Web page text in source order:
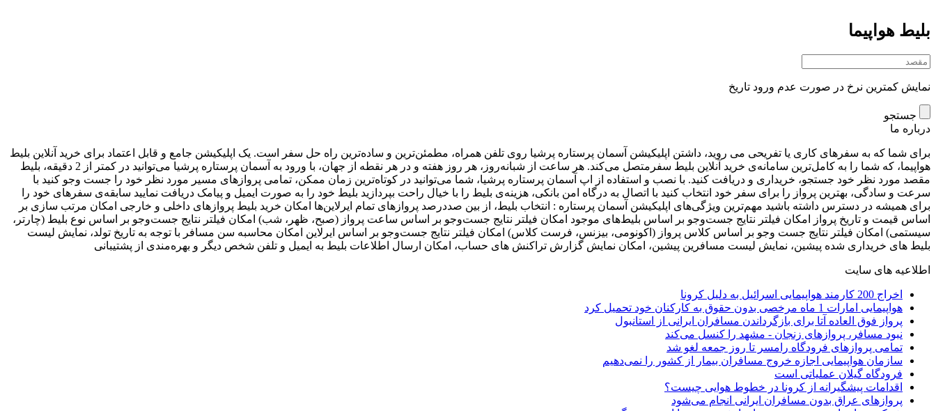
بلیط هواپیما
نمایش کمترین نرخ در صورت عدم ورود تاریخ
جستجو
درباره ما
برای شما که به سفرهای کاری یا تفریحی می ‌روید، داشتن اپلیکیشن آسمان پرستاره پرشیا روی تلفن همراه، مطمئن‌ترین و ساده‌ترین راه حل سفر است. یک اپلیکیشن جامع و قابل اعتماد برای خرید آنلاین بلیط
هواپیما، که شما را به کامل‌ترین سامانه‌ی خرید آنلاین بلیط سفرمتصل می‌کند. هر ساعت از شبانه‌روز، هر روز هفته و در هر نقطه از جهان، با ورود به آسمان پرستاره پرشیا می‌توانید در کمتر از 2 دقیقه، بلیط
مقصد مورد نظر خود جستجو، خریداری و دریافت کنید. با نصب و استفاده از اپ آسمان پرستاره پرشیا، شما می‌توانید در کوتاه‌ترین زمان ممکن، تمامی پروازهای مسیر مورد نظر خود را جست‌ وجو کنید با
سرعت و سادگی، بهترین پرواز را برای سفر خود انتخاب کنید با اتصال به درگاه امن بانکی، هزینه‌ی بلیط را با خیال راحت بپردازید بلیط خود را به صورت ایمیل و پیامک دریافت نمایید سابقه‌ی سفرهای خود را
برای همیشه در دسترس داشته باشید مهم‌ترین ویژگی‌های اپلیکیشن آسمان پرستاره : انتخاب بلیط، از بین صددرصد پروازهای تمام ایرلاین‌ها امکان خرید بلیط پروازهای داخلی و خارجی امکان مرتب‌ سازی بر
اساس قیمت و تاریخ پرواز امکان فیلتر نتایج جست‌وجو بر اساس بلیط‌های موجود امکان فیلتر نتایج جست‌وجو بر اساس ساعت پرواز (صبح، ظهر، شب) امکان فیلتر نتایج جست‌وجو بر اساس نوع بلیط (چارتر،
سیستمی) امکان فیلتر نتایج جست ‌وجو بر اساس کلاس پرواز (اکونومی، بیزنس، فرست کلاس) امکان فیلتر نتایج جست‌وجو بر اساس ایرلاین امکان محاسبه سن مسافر با توجه به تاریخ تولد، نمایش لیست
بلیط های خریداری شده پیشین، نمایش لیست مسافرین پیشین، امکان نمایش گزارش تراکنش های حساب، امکان ارسال اطلاعات بلیط به ایمیل و تلفن شخص دیگر و بهره‌مندی از پشتیبانی
اطلاعیه های سایت
اخراج 200 کارمند هواپیمایی اسرائیل به دلیل کرونا
هواپیمایی امارات 1 ماه مرخصی بدون حقوق به کارکنان خود تحمیل کرد
پرواز فوق العاده آتا برای بازگرداندن مسافران ایرانی از استانبول
نبود مسافر، پروازهای زنجان - مشهد را کنسل می‌کند
تمامی پروازهای فرودگاه رامسر تا روز جمعه لغو شد
سازمان هواپیمایی اجازه خروج مسافران بیمار از کشور را نمی‌دهیم
فرودگاه گیلان عملیاتی است
اقدامات پیشگیرانه از کرونا در خطوط هوایی چیست؟
پروازهای عراق بدون مسافران ایرانی انجام می‌شود